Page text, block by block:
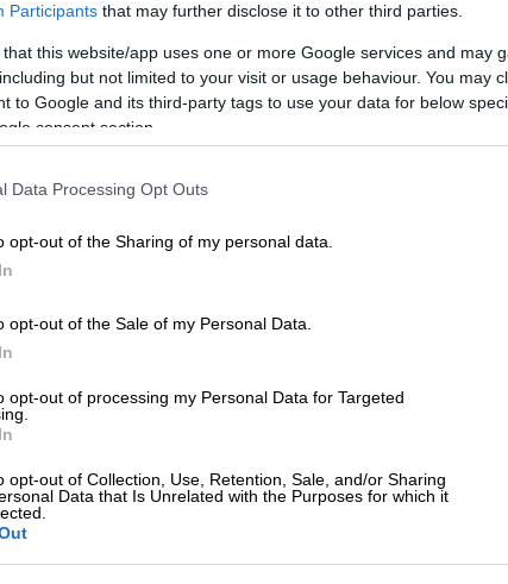
Participants that may further disclose it to other third parties.
that this website/app uses one or more Google services and may
but not limited to your visit or usage behaviour. You may
to Google and its third-party tags to use your data for below
consent section.
Data Processing Opt Outs
opt-out of the Sharing of my personal data.
opt-out of the Sale of my Personal Data.
opt-out of processing my Personal Data for Targeted
opt-out of Collection, Use, Retention, Sale, and/or Sharing
Data that Is Unrelated with the Purposes for which it
το ΕΘΝΟΣ στη Google
μελών του πληρώματος του πλοίου
νοσηλεύεται με ισχαιμικό επεισόδιο
να απολογηθεί.
εισαγγελέα αναμένεται
την ποινική τους μεταχείριση.